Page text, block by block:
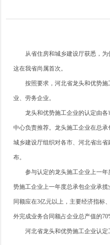
从省住房和城乡建设厅获悉，为
这在我省尚属首次。
按照要求，河北省龙头和优势施
业、劳务企业。
龙头和优势施工企业的认定由各
中心负责推荐。龙头施工企业在总
城乡建设厅组织对各市、河北省出
布。
参与认定的龙头施工企业上一年
势施工企业上一年度总承包企业承
同额应在3亿元以上，主要经济指标
外完成业务合同额占企业总产值的
河北省龙头和优势施工企业认定工